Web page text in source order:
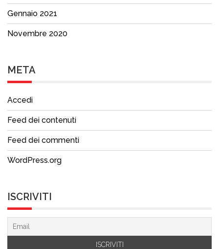
Gennaio 2021
Novembre 2020
META
Accedi
Feed dei contenuti
Feed dei commenti
WordPress.org
ISCRIVITI